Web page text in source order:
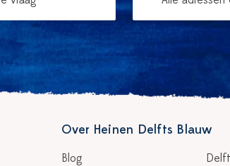
Over Heinen Delfts Blauw
Blog